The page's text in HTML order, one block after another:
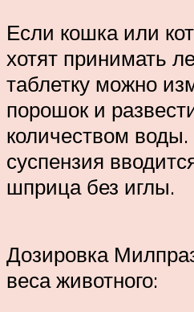
Если кошка или
хотят принимать
таблетку можно
порошок и
количеством
суспензия
шприца без иглы.
Дозировка
веса животного: